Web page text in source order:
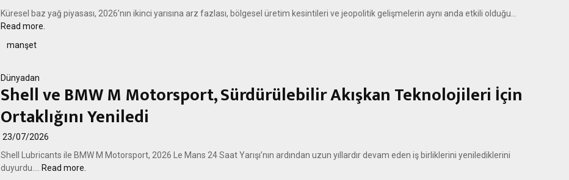
Küresel baz yağ piyasası, 2026’nın ikinci yarısına arz fazlası, bölgesel üretim kesintileri ve jeopolitik gelişmelerin aynı anda etkili olduğu...
Read more.
manşet
Dünyadan
Shell ve BMW M Motorsport, Sürdürülebilir Akışkan Teknolojileri İçin
Ortaklığını Yeniledi
23/07/2026
Shell Lubricants ile BMW M Motorsport, 2026 Le Mans 24 Saat Yarışı’nın ardından uzun yıllardır devam eden iş birliklerini yenilediklerini
duyurdu.... Read more.